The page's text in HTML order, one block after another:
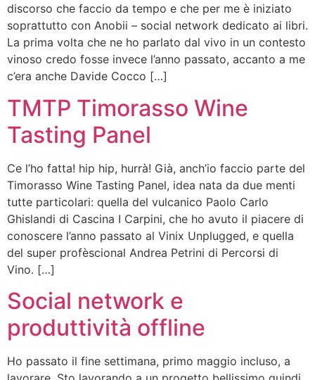
discorso che faccio da tempo e che per me è iniziato
soprattutto con Anobii – social network dedicato ai libri.
La prima volta che ne ho parlato dal vivo in un contesto
vinoso credo fosse invece l’anno passato, accanto a me
c’era anche Davide Cocco […]
TMTP Timorasso Wine
Tasting Panel
Ce l’ho fatta! hip hip, hurrà! Già, anch’io faccio parte del
Timorasso Wine Tasting Panel, idea nata da due menti
tutte particolari: quella del vulcanico Paolo Carlo
Ghislandi di Cascina I Carpini, che ho avuto il piacere di
conoscere l’anno passato al Vinix Unplugged, e quella
del super profèscional Andrea Petrini di Percorsi di
Vino. […]
Social network e
produttività offline
Ho passato il fine settimana, primo maggio incluso, a